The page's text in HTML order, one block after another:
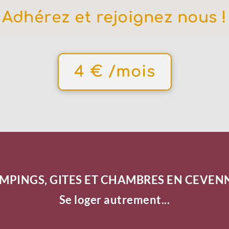
Adhérez et rejoignez nous !
4 € /mois
GITES ET CHAMBRES EN
Se loger autrement...